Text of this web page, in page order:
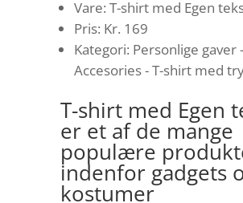
Vare: T-shirt med Egen
Pris: Kr. 169
Kategori: Personlige gaver
Accesories - T-shirt med
T-shirt med Egen
er et af de mange
populære
indenfor gadgets
kostumer